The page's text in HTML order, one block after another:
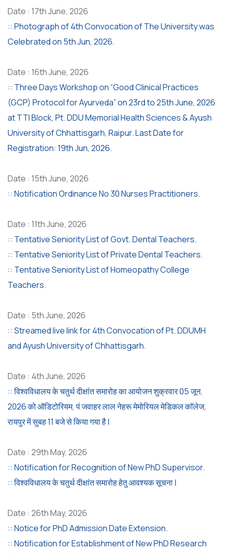
Date : 17th June, 2026
:: Photograph of 4th Convocation of The University was
Celebrated on 5th Jun, 2026.
Date : 16th June, 2026
:: Three Days Workshop on “Good Clinical Practices
(GCP) Protocol for Ayurveda” on 23rd to 25th June, 2026
at TTI Block, Pt. DDU Memorial Health Sciences & Ayush
University of Chhattisgarh, Raipur. Last Date for
Registration: 19th Jun, 2026.
Date : 15th June, 2026
:: Notification Ordinance No 30 Nurses Practitioners.
Date : 11th June, 2026
:: Tentative Seniority List of Govt. Dental Teachers.
:: Tentative Seniority List of Private Dental Teachers.
:: Tentative Seniority List of Homeopathy College
Teachers.
Date : 5th June, 2026
:: Streamed live link for 4th Convocation of Pt. DDUMH
and Ayush University of Chhattisgarh.
Date : 4th June, 2026
:: विश्वविधालय के चतुर्थ दीक्षांत समारोह का आयोजन शुक्रवार 05 जून,
2026 को ऑडिटोरियम, पं जवाहर लाल नेहरू मेमोरियल मेडिकल कॉलेज,
रायपुर में सुबह 11 बजे से किया गया है |
Date : 29th May, 2026
:: Notification for Recognition of New PhD Supervisor.
:: विश्वविधालय के चतुर्थ दीक्षांत समारोह हेतु आवश्यक सूचना |
Date : 26th May, 2026
:: Notice for PhD Admission Date Extension.
:: Notification for Establishment of New PhD Research